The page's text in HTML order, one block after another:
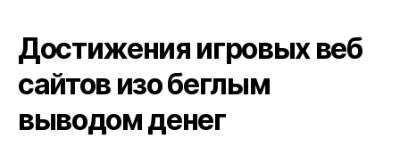
Достижения игровых веб
сайтов изо беглым
выводом денег